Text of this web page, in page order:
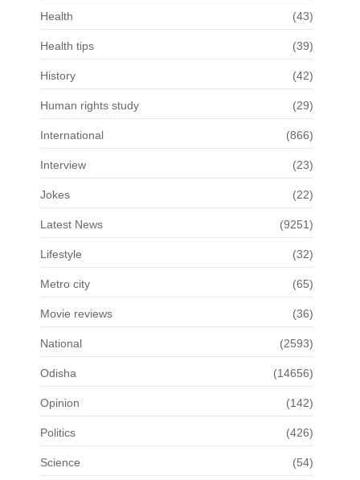
Health (43)
Health tips (39)
History (42)
Human rights study (29)
International (866)
Interview (23)
Jokes (22)
Latest News (9251)
Lifestyle (32)
Metro city (65)
Movie reviews (36)
National (2593)
Odisha (14656)
Opinion (142)
Politics (426)
Science (54)